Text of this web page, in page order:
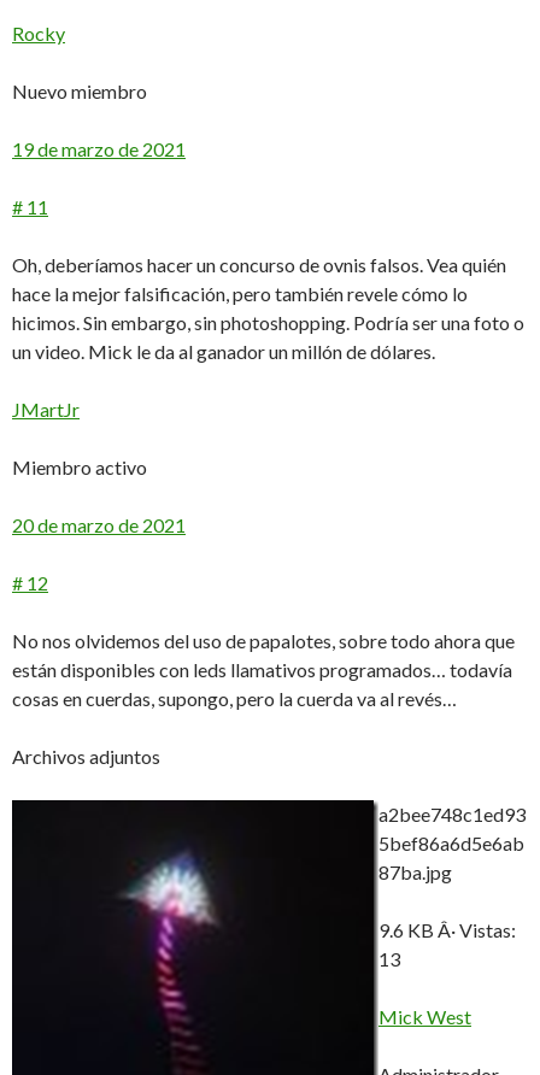
Rocky
Nuevo miembro
19 de marzo de 2021
# 11
Oh, deberíamos hacer un concurso de ovnis falsos. Vea quién
hace la mejor falsificación, pero también revele cómo lo
hicimos. Sin embargo, sin photoshopping. Podría ser una foto o
un video. Mick le da al ganador un millón de dólares.
JMartJr
Miembro activo
20 de marzo de 2021
# 12
No nos olvidemos del uso de papalotes, sobre todo ahora que
están disponibles con leds llamativos programados… todavía
cosas en cuerdas, supongo, pero la cuerda va al revés…
Archivos adjuntos
a2bee748c1ed93
5bef86a6d5e6ab
87ba.jpg
9.6 KB Â· Vistas:
13
Mick West